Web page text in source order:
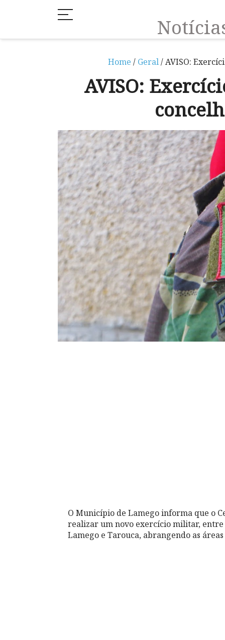
Home / Geral/ AVISO:
AVISO:
O Município de Lamego informa que o
realizar um novo exercício militar, entre
Lamego e Tarouca, abrangendo as